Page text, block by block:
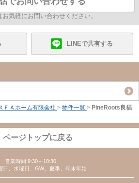
気軽にお問い合わせください。
LINEで共有する
ＦＡホーム有限会社 > 物件一覧 > PineRoots良福
ページトップに戻る
営業時間:9:30～18:30
日、水曜日、GW、夏季、年末年始